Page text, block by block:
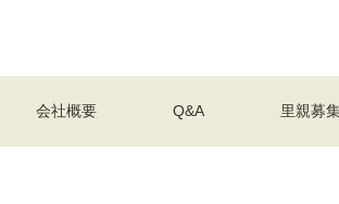
会社概要 Q&A 里親募